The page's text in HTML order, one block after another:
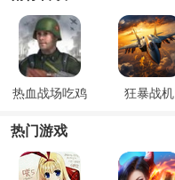
热血战场吃鸡 狂暴战机
热门游戏